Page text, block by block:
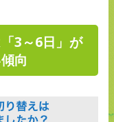
3～6日」が
向